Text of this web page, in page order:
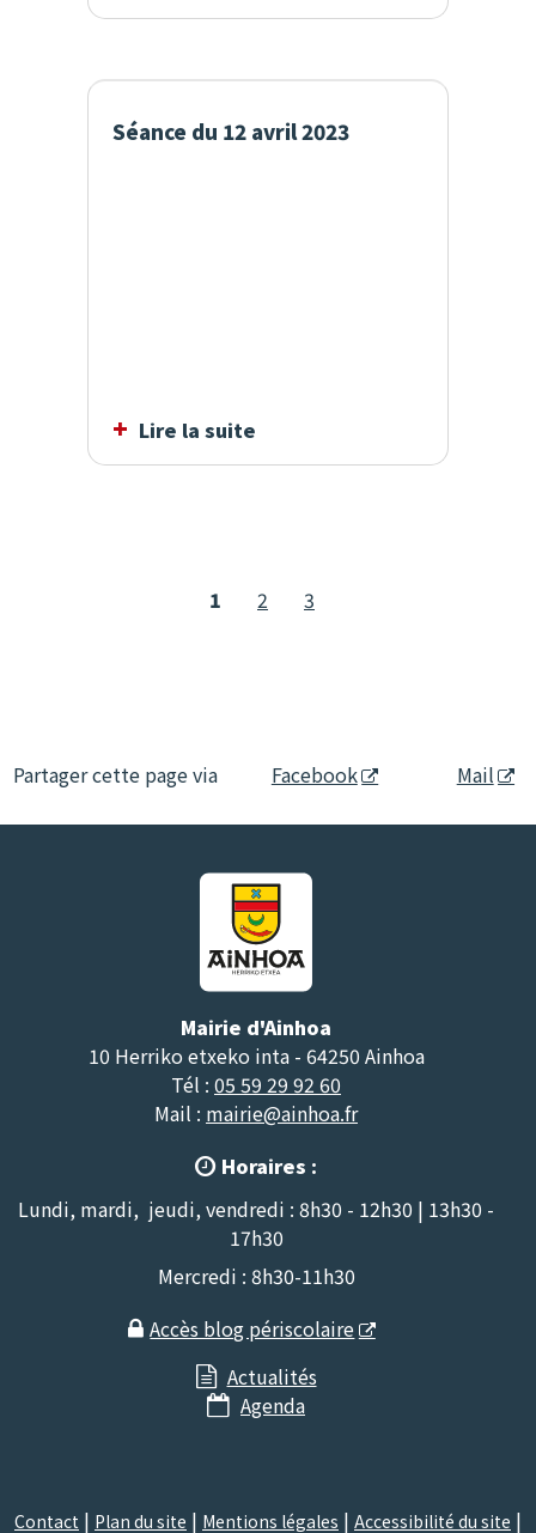
Séance du 12 avril 2023
Lire la suite
1 2 3
Partager cette page via Facebook Mail
Mairie d'Ainhoa
10 Herriko etxeko inta - 64250 Ainhoa
Tél : 05 59 29 92 60
Mail : mairie@ainhoa.fr
 Horaires :
Lundi, mardi, jeudi, vendredi : 8h30 - 12h30 | 13h30 -
17h30
Mercredi : 8h30-11h30
 Accès blog périscolaire
 Actualités
 Agenda
Contact Plan du site Mentions légales Accessibilité du site